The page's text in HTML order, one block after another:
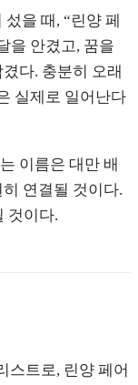
을 때, “린양 페
을 안겼고, 꿈을
다. 충분히 오래
실제로 일어난다
이름은 대만 배
연결될 것이다.
것이다.
트로, 린양 페어